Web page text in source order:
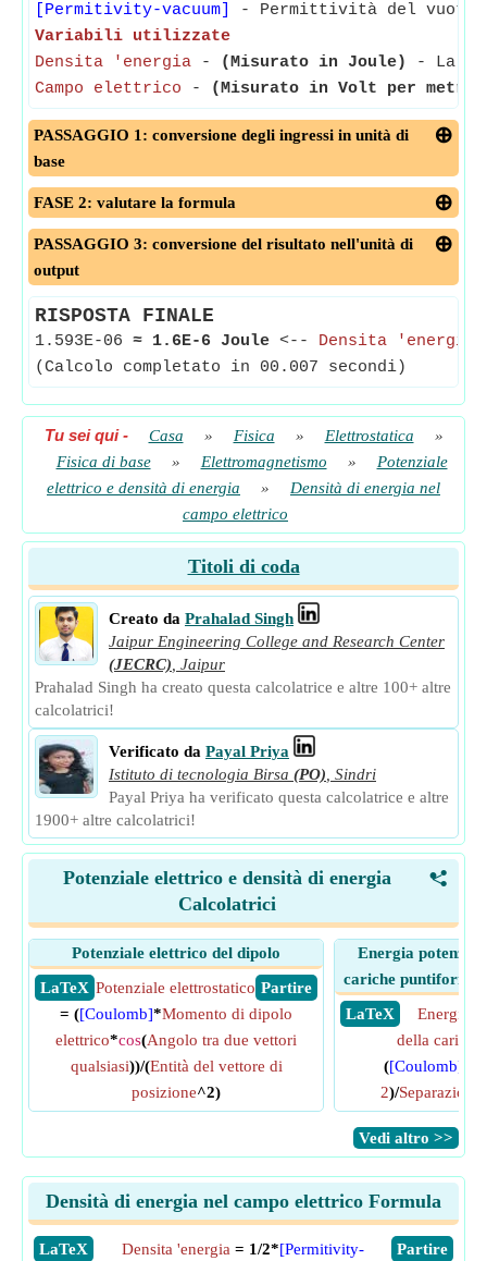
[Permitivity-vacuum]
- Permittività del vuoto
Variabili utilizzate
Densita 'energia - (Misurato in Joule)
- La
Campo elettrico - (Misurato in Volt per metro)
PASSAGGIO 1: conversione degli ingressi in unità di
base
FASE 2: valutare la formula
PASSAGGIO 3: conversione del risultato nell'unità di
output
RISPOSTA FINALE
1.593E-06 ≈ 1.6E-6 Joule <-- Densita 'energia
(Calcolo completato in 00.007 secondi)
Tu sei qui- Casa » Fisica » Elettrostatica
»
Fisica di base
» Elettromagnetismo »
Potenziale
elettrico e densità di energia
»
Densità di energia nel
campo elettrico
Titoli di coda
Creato da Prahalad Singh
Jaipur Engineering College and Research Center
(JECRC) Jaipur
Prahalad Singh ha creato questa calcolatrice e altre 100+ altre
calcolatrici!
Verificato da Payal Priya
Istituto di tecnologia Birsa (PO) Sindri
Payal Priya ha verificato questa calcolatrice e altre
1900+ altre calcolatrici!
<
Potenziale elettrico e densità di energia
Calcolatrici
Potenziale elettrico del dipolo
​ LaTeX
​ Partire
Potenziale elettrostatico
= ([Coulomb]*Momento di dipolo
elettrico*cos(Angolo tra due vettori
qualsiasi))/(Entità del vettore di
posizione^2)
Energia
cariche puntiformi
​ LaTeX
Energia
della carica
([Coulomb]
2)/
​Vedi altro >>
Densità di energia nel campo elettrico Formula
​LaTeX ​Partire
Densita 'energia = 1/2*[Permitivity-